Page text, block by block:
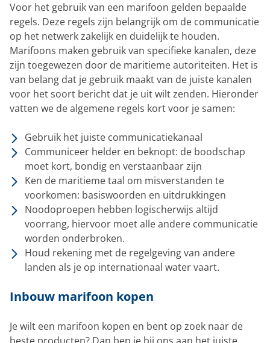
Voor het gebruik van een marifoon gelden bepaalde
regels. Deze regels zijn belangrijk om de communicatie
op het netwerk zakelijk en duidelijk te houden.
Marifoons maken gebruik van specifieke kanalen, deze
zijn toegewezen door de maritieme autoriteiten. Het is
van belang dat je gebruik maakt van de juiste kanalen
voor het soort bericht dat je uit wilt zenden. Hieronder
vatten we de algemene regels kort voor je samen:
Gebruik het juiste communicatiekanaal
Communiceer helder en beknopt: de boodschap
moet kort, bondig en verstaanbaar zijn
Ken de maritieme taal om misverstanden te
voorkomen: basiswoorden en uitdrukkingen
Noodoproepen hebben logischerwijs altijd
voorrang, hiervoor moet alle andere communicatie
worden onderbroken.
Houd rekening met de regelgeving van andere
landen als je op internationaal water vaart.
Inbouw marifoon kopen
Je wilt een marifoon kopen en bent op zoek naar de